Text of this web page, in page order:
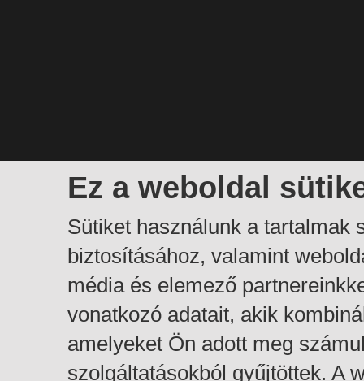
Ez a weboldal
Sütiket használunk a tartalmak
biztosításához, valamint
média és elemező
vonatkozó adatait, akik
amelyeket Ön adott meg
szolgáltatásokból gyűjtöttek. A